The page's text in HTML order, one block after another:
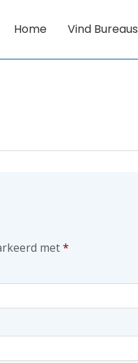
Home Vind Bureaus
met*